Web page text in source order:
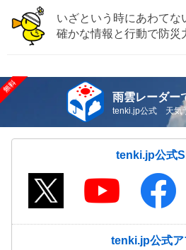
いざという時にあわてな
確かな情報と行動で防災
雨雲レーダー
tenki.jp公式 天気
tenki.jp公式
tenki.jp公式ア